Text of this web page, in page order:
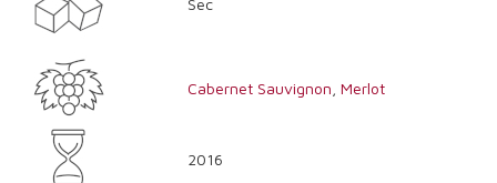
Cabernet Sauvignon ,Merlot
2016